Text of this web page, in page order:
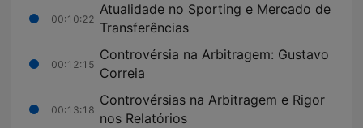
00:10:22
Atualidade no Sporting e Mercado de
Transferências
00:12:15
Controvérsia na Arbitragem: Gustavo
Correia
00:13:18
Controvérsias na Arbitragem e Rigor
nos Relatórios